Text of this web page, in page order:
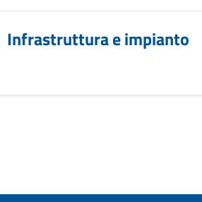
Infrastruttura e impianto